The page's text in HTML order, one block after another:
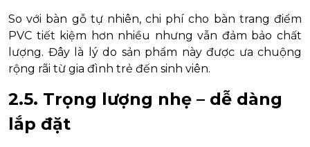
So với bàn gỗ tự nhiên, chi phí cho bàn trang điểm
PVC tiết kiệm hơn nhiều nhưng vẫn đảm bảo chất
lượng. Đây là lý do sản phẩm này được ưa chuộng
rộng rãi từ gia đình trẻ đến sinh viên.
2.5. Trọng lượng nhẹ – dễ dàng
lắp đặt